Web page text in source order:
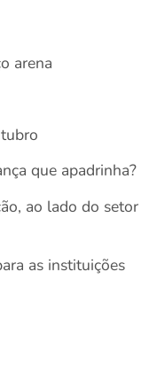
arena
que apadrinha?
ao lado do
as instituições